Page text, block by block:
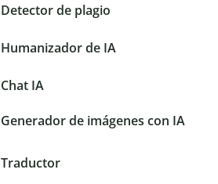
Detector de plagio
Humanizador de IA
Chat IA
Generador de imágenes con IA
Traductor